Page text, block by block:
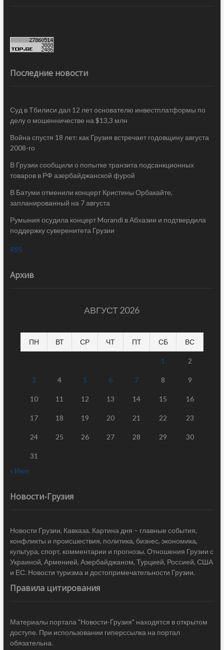
Последние новости
Суд в Тбилиси дал 12 лет основателю инвестплатформы по
делу о мошенничестве на $13,3 млн
Война спустя 18 лет: как Грузия встречает годовщину августа
2008-го
В Грузии сообщили о попытке транзита подсанкционных
товаров в РФ азербайджанской фурой
В Батуми отменили концерт Кристины Орбакайте,
запланированный на 7 августа
Румыния осудила концерт Morandi в Абхазии и подтвердила
поддержку суверенитета Грузии
RSS
Архив
АВГУСТ 2026
ПН ВТ СР ЧТ ПТ СБ ВС
1 2
3 4 5 6 7 8 9
10 11 12 13 14 15 16
17 18 19 20 21 22 23
24 25 26 27 28 29 30
31
« Июл
Новости-Грузия
Новости Грузии, Кавказа. Картина дня – главные события,
конфликты и происшествия, политика, бизнес, экономика,
культура, спорт, комментарии и прогнозы. Отношения Грузии с
Украиной, Арменией, Азербайджаном, Турцией, Россией, США
и ЕС. Новости туризма и достопримечательности Грузии.
Правила цитирования
Материалы портала "Новости-Грузия" находятся в открытом
доступе. При использовании гиперссылка на портал
обязательна.